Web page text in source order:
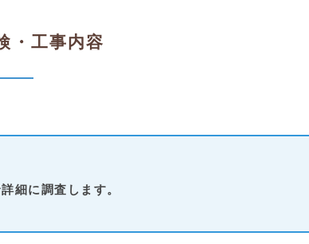
・工事内容
細に調査します。